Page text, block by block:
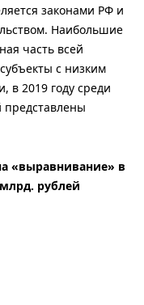
законами РФ и
Наибольшие
часть всей
с низким
в 2019 году среди
представлены
«выравнивание» в
рублей